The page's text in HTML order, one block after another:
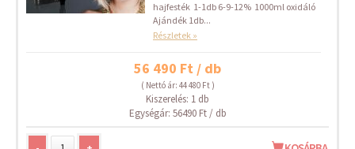
hajfesték 1-1db 6-9-12% 1000ml oxidáló
Ajándék 1db...
Részletek »
56 490 Ft / db
( Nettó ár: 44 480 Ft )
Kiszerelés: 1 db
Egységár: 56490 Ft / db